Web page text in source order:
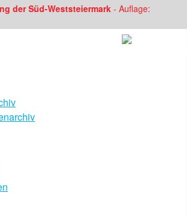
der Süd-Weststeiermark - Auflage: